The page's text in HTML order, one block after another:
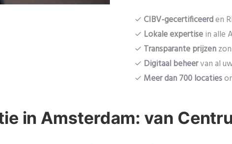
✓ CIBV-gecertificeerden
✓ Lokale expertisein alle
✓ Transparante prijzen
✓ Digitaal beheervan al
✓ Meer dan 700 locaties
in Amsterdam: van